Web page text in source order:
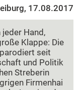
17.08.2017
jeder Hand,
Klappe: Die
parodiert seit
und Politik
Streberin
Firmenhai